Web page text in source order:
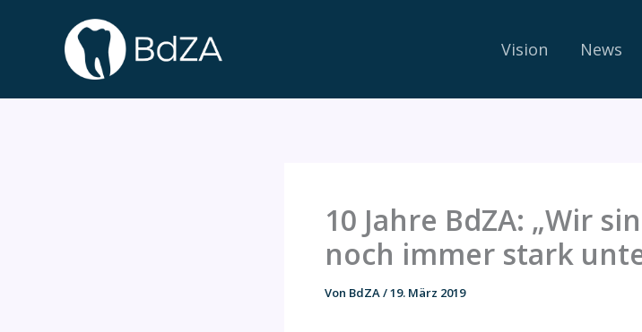
springen
Vision News
10 Jahre BdZA: „Wir
noch immer stark
Von BdZA/19. März 2019